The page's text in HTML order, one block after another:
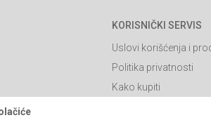
KORISNIČKI SERVIS
Uslovi korišćenja i
Politika privatnosti
Kako kupiti